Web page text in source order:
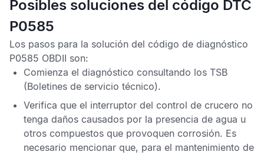
Posibles soluciones del código DTC
P0585
Los pasos para la solución del código de diagnóstico
P0585 OBDII son:
Comienza el diagnóstico consultando los TSB
(Boletines de servicio técnico).
Verifica que el interruptor del control de crucero no
tenga daños causados por la presencia de agua u
otros compuestos que provoquen corrosión. Es
necesario mencionar que, para el mantenimiento de